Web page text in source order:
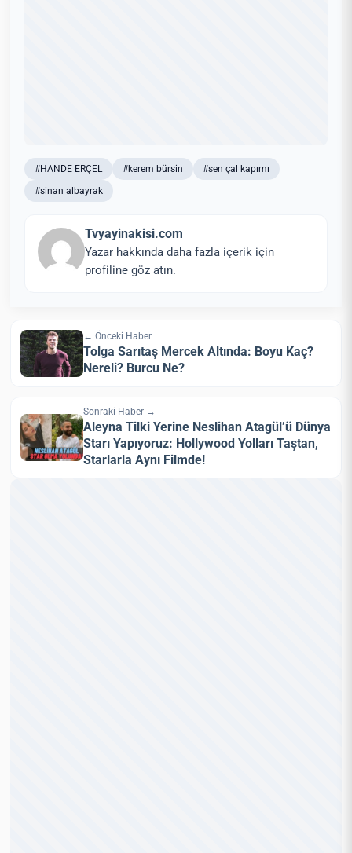
#HANDE ERÇEL #kerem bürsin
#sen çal kapımı
#sinan albayrak
Tvyayinakisi.com
Yazar hakkında daha fazla içerik için
profiline göz atın.
← Önceki Haber
Tolga Sarıtaş Mercek Altında: Boyu Kaç?
Nereli? Burcu Ne?
Sonraki Haber →
Aleyna Tilki Yerine Neslihan Atagül’ü Dünya
Starı Yapıyoruz: Hollywood Yolları Taştan,
Starlarla Aynı Filmde!